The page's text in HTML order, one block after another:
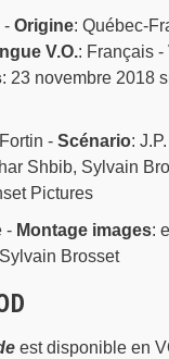
-Origine: Québec-
V.O.: Français -
: 23 novembre 2018
-Scénario:
Shbib, Sylvain
Pictures
- Montage images:
Brosset
est disponible en